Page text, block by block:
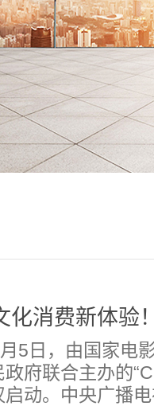
5日，由国家电
政府联合主办的
启动。中央广播